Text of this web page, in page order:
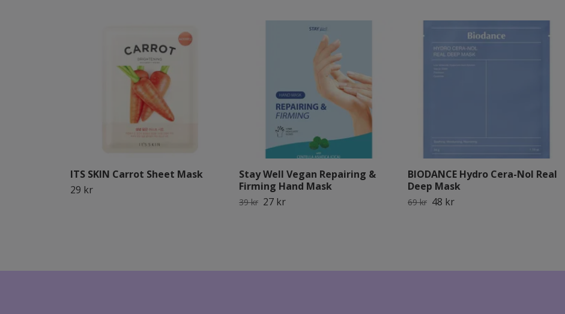
ITS SKIN Carrot Sheet Mask
29 kr
Stay Well Vegan Repairing &
Firming Hand Mask
39 kr 27 kr
BIODANCE Hydro Cera-Nol Real
Deep Mask
69 kr 48 kr